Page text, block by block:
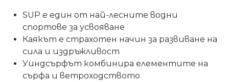
SUP е един от най-лесните водни
спортове за усвояване
Каякът е страхотен начин за развиване на
сила и издръжливост
Уиндсърфът комбинира елементите на
сърфа и ветроходството